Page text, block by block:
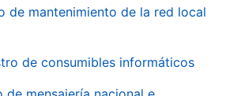
de mantenimiento de la red local
de consumibles informáticos